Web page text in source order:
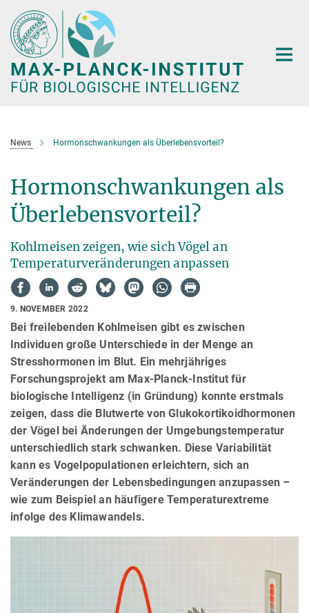
Hauptinhalt
News Hormonschwankungen als Überlebensvorteil?
Hormonschwankungen als
Überlebensvorteil?
Kohlmeisen zeigen, wie sich Vögel an
Temperaturveränderungen anpassen
9. NOVEMBER 2022
Bei freilebenden Kohlmeisen gibt es zwischen
Individuen große Unterschiede in der Menge an
Stresshormonen im Blut. Ein mehrjähriges
Forschungsprojekt am Max-Planck-Institut für
biologische Intelligenz (in Gründung) konnte erstmals
zeigen, dass die Blutwerte von Glukokortikoidhormonen
der Vögel bei Änderungen der Umgebungstemperatur
unterschiedlich stark schwanken. Diese Variabilität
kann es Vogelpopulationen erleichtern, sich an
Veränderungen der Lebensbedingungen anzupassen –
wie zum Beispiel an häufigere Temperaturextreme
infolge des Klimawandels.